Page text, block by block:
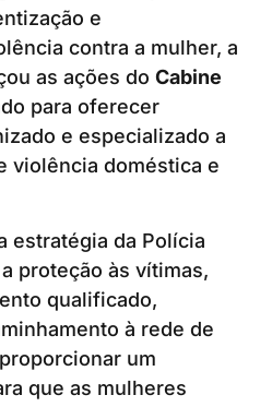
e
contra a mulher, a
as ações do Cabine
para oferecer
e especializado a
violência doméstica e
estratégia da Polícia
proteção às vítimas,
qualificado,
à rede de
um
que as mulheres